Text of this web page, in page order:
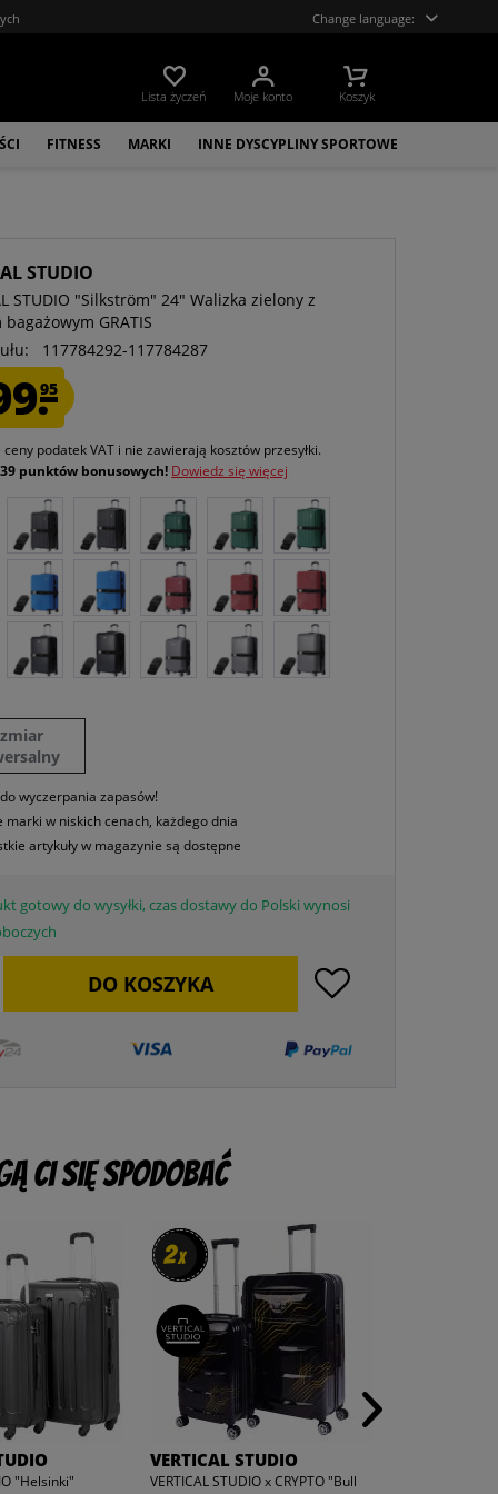
Change language:
Lista życzeń Moje konto Koszyk
FITNESS MARKI INNE DYSCYPLINY SPORTOWE
STUDIO
STUDIO "Silkström" 24" Walizka zielony z
GRATIS
117784292-117784287
95
ceny podatek VAT i nie zawierają kosztów przesyłki.
39 punktów bonusowych! Dowiedz się więcej
wyczerpania zapasów!
marki w niskich cenach, każdego dnia
artykuły w magazynie są dostępne
gotowy do wysyłki, czas dostawy do Polski wynosi
DO KOSZYKA
Ci się spodobać
"Helsinki"
2x
2x
VERTICAL STUDIO
VERTICAL STUDIO x CRYPTO "Bull